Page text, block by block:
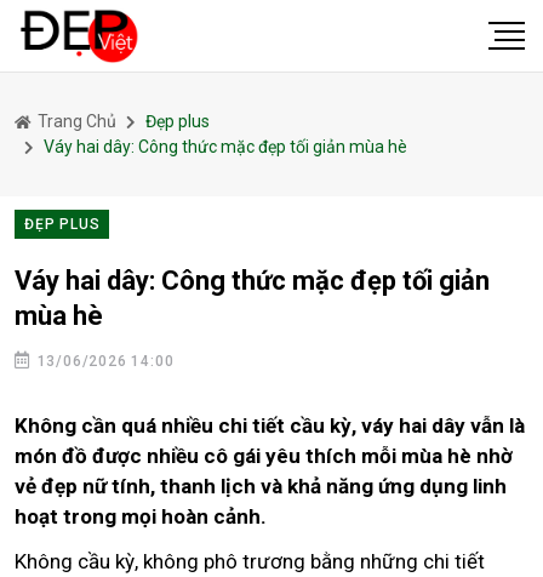
Trang Chủ
Đẹp plus
Váy hai dây: Công thức mặc đẹp tối giản mùa hè
ĐẸP PLUS
Váy hai dây: Công thức mặc đẹp tối giản
mùa hè
13/06/2026 14:00
Không cần quá nhiều chi tiết cầu kỳ, váy hai dây vẫn là
món đồ được nhiều cô gái yêu thích mỗi mùa hè nhờ
vẻ đẹp nữ tính, thanh lịch và khả năng ứng dụng linh
hoạt trong mọi hoàn cảnh.
Không cầu kỳ, không phô trương bằng những chi tiết